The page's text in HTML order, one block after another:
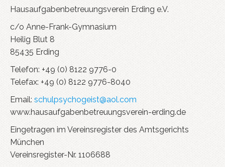
Hausaufgabenbetreuungsverein Erding e.V.
c/o Anne-Frank-Gymnasium
Heilig Blut 8
85435 Erding
Telefon: +49 (0) 8122 9776-0
Telefax: +49 (0) 8122 9776-8040
Email: schulpsychogeist@aol.com
www.hausaufgabenbetreuungsverein-erding.de
Eingetragen im Vereinsregister des Amtsgerichts
München
Vereinsregister-Nr. 1106688